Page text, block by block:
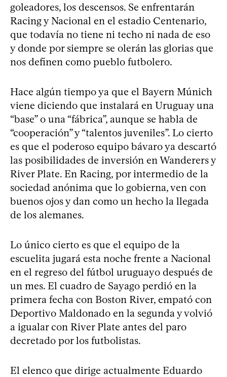
goleadores, los descensos. Se enfrentarán
Racing y Nacional en el estadio Centenario,
que todavía no tiene ni techo ni nada de eso
y donde por siempre se olerán las glorias que
nos definen como pueblo futbolero.
Hace algún tiempo ya que el Bayern Múnich
viene diciendo que instalará en Uruguay una
“base” o una “fábrica”, aunque se habla de
“cooperación” y “talentos juveniles”. Lo cierto
es que el poderoso equipo bávaro ya descartó
las posibilidades de inversión en Wanderers y
River Plate. En Racing, por intermedio de la
sociedad anónima que lo gobierna, ven con
buenos ojos y dan como un hecho la llegada
de los alemanes.
Lo único cierto es que el equipo de la
escuelita jugará esta noche frente a Nacional
en el regreso del fútbol uruguayo después de
un mes. El cuadro de Sayago perdió en la
primera fecha con Boston River, empató con
Deportivo Maldonado en la segunda y volvió
a igualar con River Plate antes del paro
decretado por los futbolistas.
El elenco que dirige actualmente Eduardo